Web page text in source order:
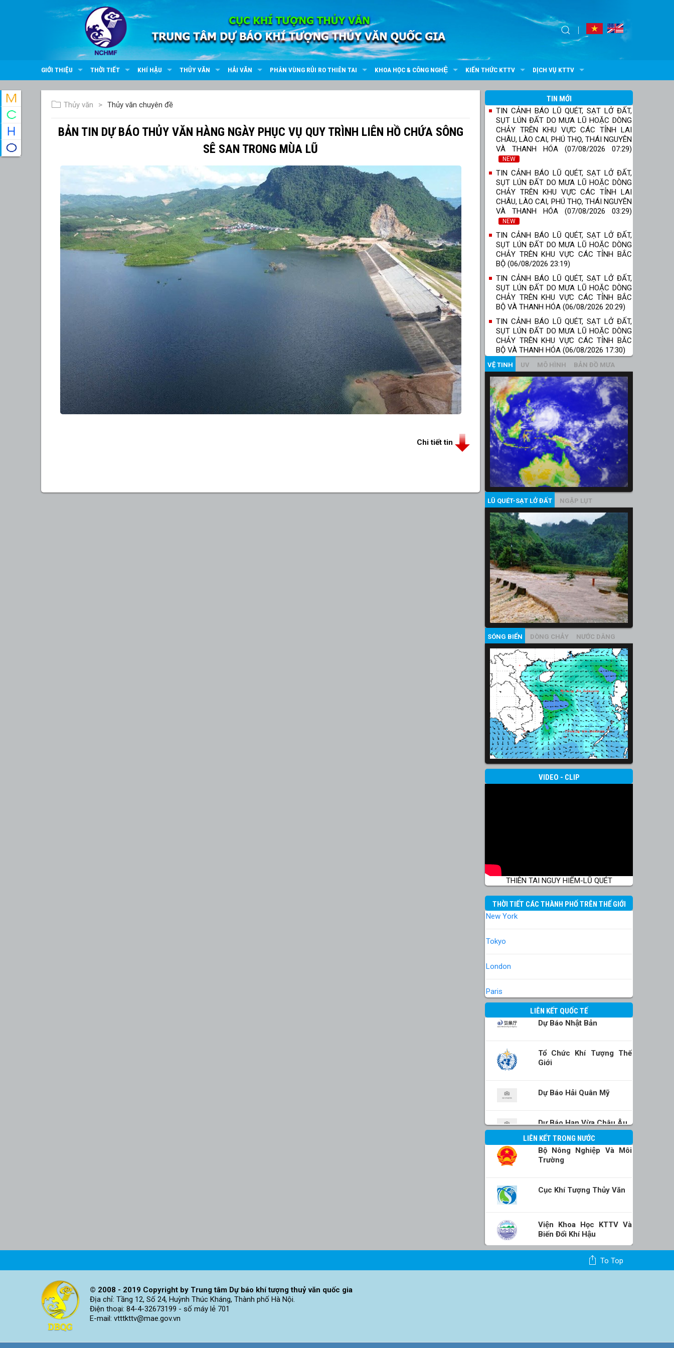
GIỚI THIỆU THỜI TIẾT KHÍ HẬU THỦY VĂN HẢI VĂN PHÂN VÙNG RỦI RO THIÊN TAI KHOA HỌC & CÔNG NGHỆ KIẾN THỨC KTTV DỊCH VỤ KTTV
Thủy văn Thủy văn chuyên đề
BẢN TIN DỰ BÁO THỦY VĂN HÀNG NGÀY PHỤC VỤ QUY TRÌNH LIÊN HỒ CHỨA SÔNG
SÊ SAN TRONG MÙA LŨ
Chi tiết tin
TIN MỚI
TIN CẢNH BÁO LŨ QUÉT, SẠT LỞ ĐẤT,
SỤT LÚN ĐẤT DO MƯA LŨ HOẶC DÒNG
CHẢY TRÊN KHU VỰC CÁC TỈNH LAI
CHÂU, LÀO CAI, PHÚ THỌ, THÁI NGUYÊN
VÀ THANH HÓA (07/08/2026 07:29)
NEW
TIN CẢNH BÁO LŨ QUÉT, SẠT LỞ ĐẤT,
SỤT LÚN ĐẤT DO MƯA LŨ HOẶC DÒNG
CHẢY TRÊN KHU VỰC CÁC TỈNH LAI
CHÂU, LÀO CAI, PHÚ THỌ, THÁI NGUYÊN
VÀ THANH HÓA (07/08/2026 03:29)
NEW
TIN CẢNH BÁO LŨ QUÉT, SẠT LỞ ĐẤT,
SỤT LÚN ĐẤT DO MƯA LŨ HOẶC DÒNG
CHẢY TRÊN KHU VỰC CÁC TỈNH BẮC
BỘ (06/08/2026 23:19)
TIN CẢNH BÁO LŨ QUÉT, SẠT LỞ ĐẤT,
SỤT LÚN ĐẤT DO MƯA LŨ HOẶC DÒNG
CHẢY TRÊN KHU VỰC CÁC TỈNH BẮC
BỘ VÀ THANH HÓA (06/08/2026 20:29)
TIN CẢNH BÁO LŨ QUÉT, SẠT LỞ ĐẤT,
SỤT LÚN ĐẤT DO MƯA LŨ HOẶC DÒNG
CHẢY TRÊN KHU VỰC CÁC TỈNH BẮC
BỘ VÀ THANH HÓA (06/08/2026 17:30)
VỆ TINH UV MÔ HÌNH BẢN ĐỒ MƯA
LŨ QUÉT-SẠT LỞ ĐẤT NGẬP LỤT
SÓNG BIỂN DÒNG CHẢY NƯỚC DÂNG
VIDEO - CLIP
THIÊN TAI NGUY HIỂM-LŨ QUÉT
THỜI TIẾT CÁC THÀNH PHỐ TRÊN THẾ GIỚI
New York
Tokyo
London
Paris
LIÊN KẾT QUỐC TẾ
Dự Báo Nhật Bản
Tổ Chức Khí Tượng Thế
Giới
Dự Báo Hải Quân Mỹ
Dự Báo Hạn Vừa Châu Âu
LIÊN KẾT TRONG NƯỚC
Bộ Nông Nghiệp Và Môi
Trường
Cục Khí Tượng Thủy Văn
Viện Khoa Học KTTV Và
Biến Đổi Khí Hậu
To Top
© 2008 - 2019 Copyright by Trung tâm Dự báo khí tượng thuỷ văn quốc gia
Địa chỉ: Tầng 12, Số 24, Huỳnh Thúc Kháng, Thành phố Hà Nội.
Điện thoại: 84-4-32673199 - số máy lẻ 701
E-mail: vtttkttv@mae.gov.vn